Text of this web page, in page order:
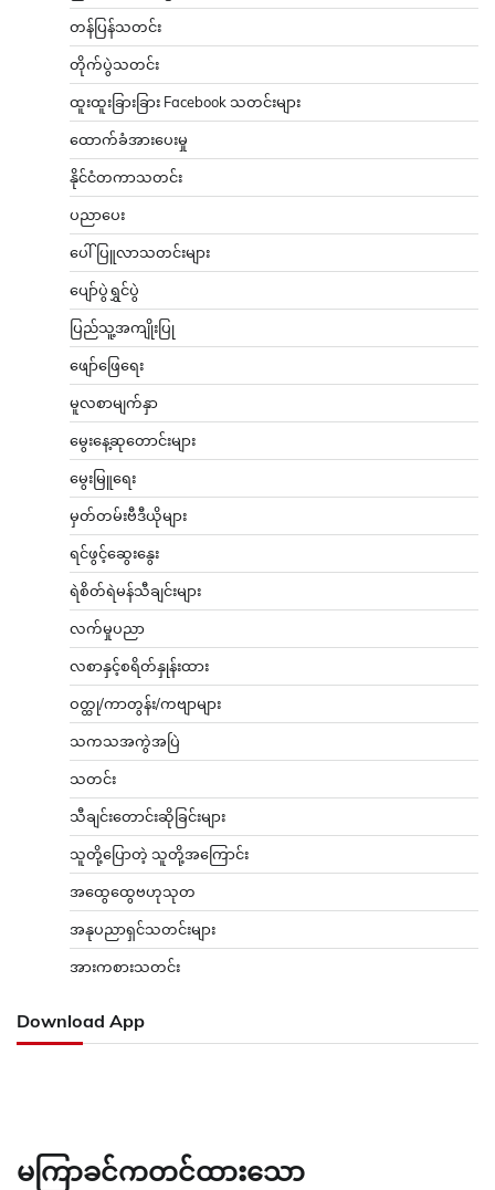
တန်ပြန်သတင်း
တိုက်ပွဲသတင်း
ထူးထူးခြားခြား Facebook သတင်းများ
ထောက်ခံအားပေးမှု
နိုင်ငံတကာသတင်း
ပညာပေး
ပေါ်ပြူလာသတင်းများ
ပျော်ပွဲရွှင်ပွဲ
ပြည်သူ့အကျိုးပြု
ဖျော်ဖြေရေး
မူလစာမျက်နှာ
မွေးနေ့ဆုတောင်းများ
မွေးမြူရေး
မှတ်တမ်းဗီဒီယိုများ
ရင်ဖွင့်ဆွေးနွေး
ရဲစိတ်ရဲမန်သီချင်းများ
လက်မှုပညာ
လစာနှင့်စရိတ်နှုန်းထား
ဝတ္ထု/ကာတွန်း/ကဗျာများ
သကသအကွဲအပြဲ
သတင်း
သီချင်းတောင်းဆိုခြင်းများ
သူတို့ပြောတဲ့ သူတို့အကြောင်း
အထွေထွေဗဟုသုတ
အနုပညာရှင်သတင်းများ
အားကစားသတင်း
Download App
မကြာခင်ကတင်ထားသော